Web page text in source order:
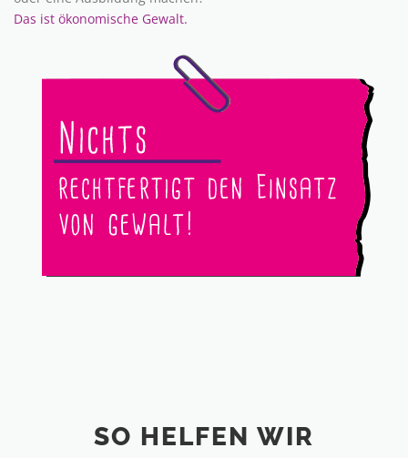
Das ist ökonomische Gewalt.
SO HELFEN WIR